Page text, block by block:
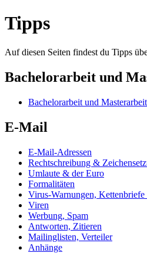
Tipps
Auf diesen Seiten findest du Tipps
Bachelorarbeit und
Bachelorarbeit und
E-Mail
E-Mail-Adressen
Rechtschreibung &
Umlaute & der Euro
Formalitäten
Virus-Warnungen,
Viren
Werbung, Spam
Antworten, Zitieren
Mailinglisten, Verteiler
Anhänge